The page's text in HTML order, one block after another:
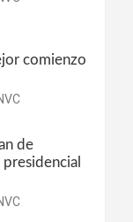
comienzo
de